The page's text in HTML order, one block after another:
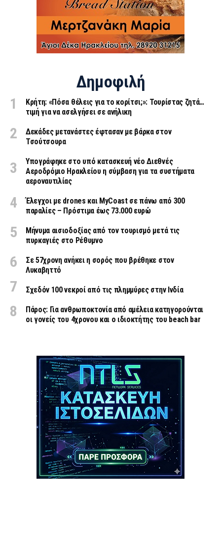
Δημοφιλή
Κρήτη: «Πόσα θέλεις για το κορίτσι;»: Τουρίστας ζητά…
τιμή για να ασελγήσει σε ανήλικη
Δεκάδες μετανάστες έφτασαν με βάρκα στον
Τσούτσουρα
Υπογράφηκε στο υπό κατασκευή νέο Διεθνές
Αεροδρόμιο Ηρακλείου η σύμβαση για τα συστήματα
αεροναυτιλίας
Έλεγχοι με drones και MyCoast σε πάνω από 300
παραλίες – Πρόστιμα έως 73.000 ευρώ
Μήνυμα αισιοδοξίας από τον τουρισμό μετά τις
πυρκαγιές στο Ρέθυμνο
Σε 57χρονη ανήκει η σορός που βρέθηκε στον
Λυκαβηττό
Σχεδόν 100 νεκροί από τις πλημμύρες στην Ινδία
Πάρος: Για ανθρωποκτονία από αμέλεια κατηγορούνται
οι γονείς του 4χρονου και ο ιδιοκτήτης του beach bar